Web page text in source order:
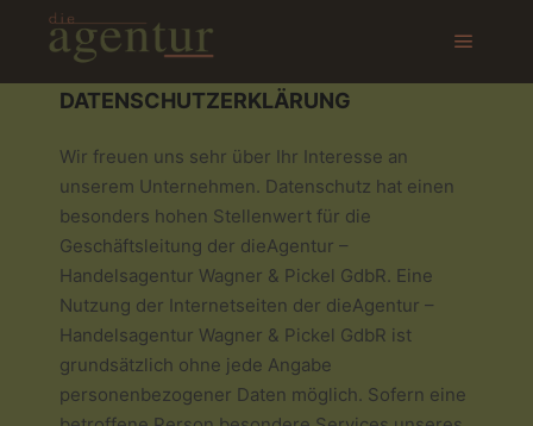
DATENSCHUTZERKLÄRUNG
Wir freuen uns sehr über Ihr Interesse an
unserem Unternehmen. Datenschutz hat einen
besonders hohen Stellenwert für die
Geschäftsleitung der dieAgentur –
Handelsagentur Wagner & Pickel GdbR. Eine
Nutzung der Internetseiten der dieAgentur –
Handelsagentur Wagner & Pickel GdbR ist
grundsätzlich ohne jede Angabe
personenbezogener Daten möglich. Sofern eine